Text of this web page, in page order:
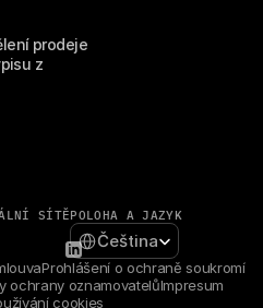
prodeje
z
SÍTĚPOLOHA A JAZYK
Select Language
Čeština
Prohlášení o ochraně soukromí
ochrany oznamovatelůImpresum
cookies